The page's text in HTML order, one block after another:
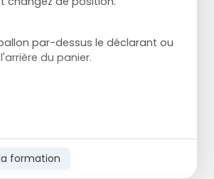
par-dessus le déclarant ou
du panier.
formation